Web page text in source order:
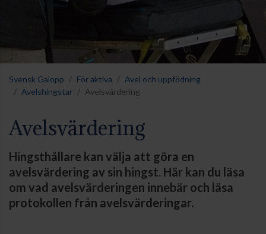
Svensk Galopp För aktiva
Avel och uppfödning
Avelshingstar
Avelsvärdering
Avelsvärdering
Hingsthållare kan välja att göra en
avelsvärdering av sin hingst. Här kan du läsa
om vad avelsvärderingen innebär och läsa
protokollen från avelsvärderingar.